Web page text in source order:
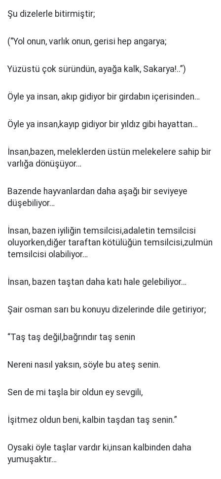
Şu dizelerle bitirmiştir;
(“Yol onun, varlık onun, gerisi hep angarya;
Yüzüstü çok süründün, ayağa kalk, Sakarya!..”)
Öyle ya insan, akıp gidiyor bir girdabın içerisinden…
Öyle ya insan,kayıp gidiyor bir yıldız gibi hayattan…
İnsan,bazen, meleklerden üstün melekelere sahip bir
varlığa dönüşüyor…
Bazende hayvanlardan daha aşağı bir seviyeye
düşebiliyor…
İnsan, bazen iyiliğin temsilcisi,adaletin temsilcisi
oluyorken,diğer taraftan kötülüğün temsilcisi,zulmün
temsilcisi olabiliyor…
İnsan, bazen taştan daha katı hale gelebiliyor…
Şair osman sarı bu konuyu dizelerinde dile getiriyor;
“Taş taş değil,bağrındır taş senin
Nereni nasıl yaksın, söyle bu ateş senin.
Sen de mi taşla bir oldun ey sevgili,
İşitmez oldun beni, kalbin taşdan taş senin.”
Oysaki öyle taşlar vardır ki,insan kalbinden daha
yumuşaktır…